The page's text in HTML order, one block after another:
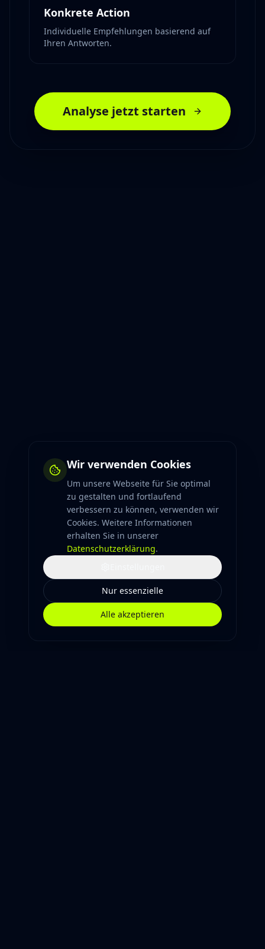
Konkrete Action
Individuelle Empfehlungen basierend auf
Ihren Antworten.
Analyse jetzt starten
Wir verwenden Cookies
Um unsere Webseite für Sie optimal
zu gestalten und fortlaufend
verbessern zu können, verwenden wir
Cookies. Weitere Informationen
erhalten Sie in unserer
Datenschutzerklärung.
Nur essenzielle
Alle akzeptieren